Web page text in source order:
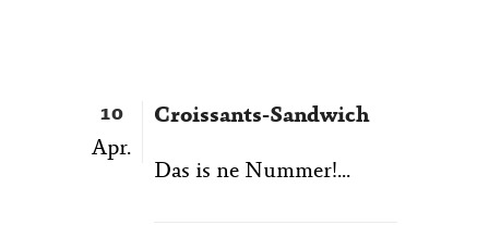
10
Apr.
Croissants-Sandwich
Das is ne Nummer!...